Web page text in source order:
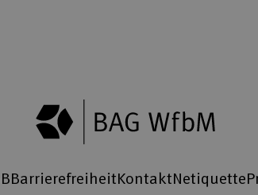
BarrierefreiheitKontaktNetiquette